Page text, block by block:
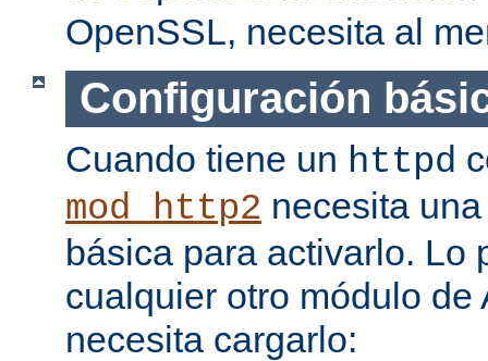
OpenSSL, necesita al
Configuración
Cuando tiene un httpd
mod_http2 necesita
básica para activarlo. Lo
cualquier otro módulo de
necesita cargarlo: